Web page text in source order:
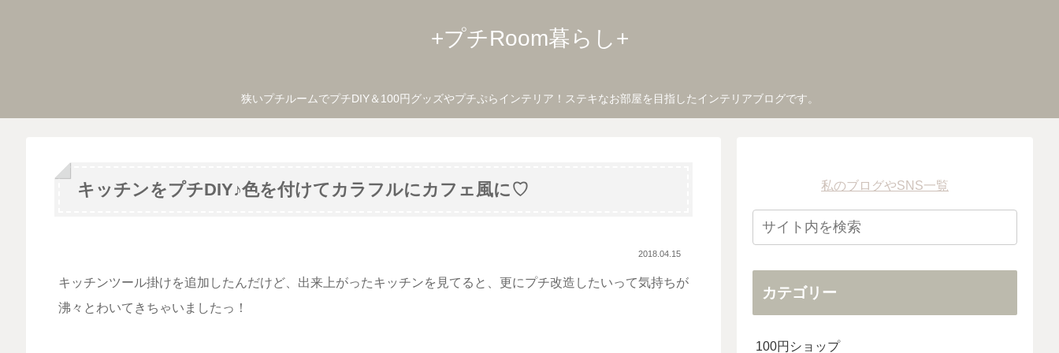
+プチRoom暮らし+
狭いプチルームでプチDIY＆100円グッズやプチぷらインテリア！ステキなお部屋を目指したインテリアブログです。
キッチンをプチDIY♪色を付けてカラフルにカフェ風に♡
2018.04.15
キッチンツール掛けを追加したんだけど、出来上がったキッチンを見てると、更にプチ改造したいって気持ちが
沸々とわいてきちゃいましたっ！
私のブログやSNS一覧
カテゴリー
100円ショップ